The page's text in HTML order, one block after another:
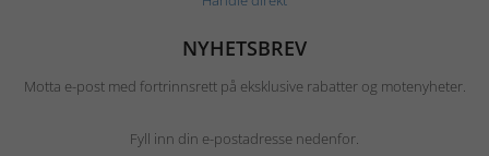
NYHETSBREV
Motta e-post med fortrinnsrett på eksklusive rabatter og motenyheter.
Fyll inn din e-postadresse nedenfor.